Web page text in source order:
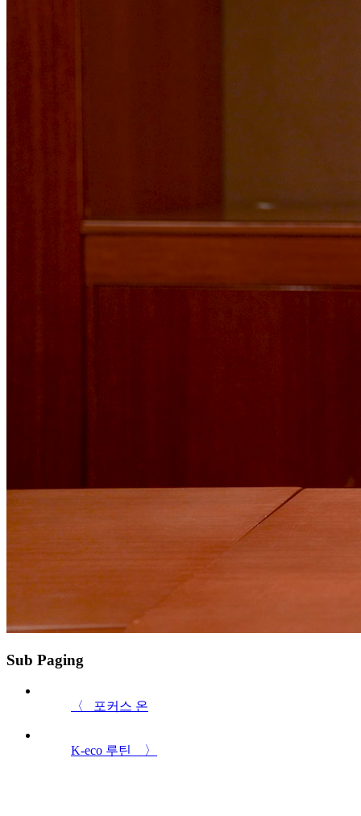
Sub Paging
〈 포커스 온
K-eco 루틴 〉